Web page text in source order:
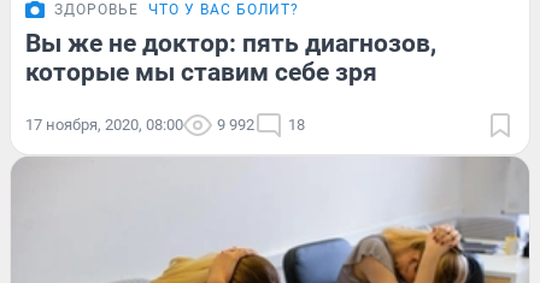
ЗДОРОВЬЕ ЧТО У ВАС БОЛИТ?
Вы же не доктор: пять диагнозов,
которые мы ставим себе зря
17 ноября, 2020, 08:00 9 992 18